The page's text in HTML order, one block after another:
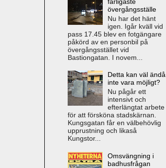
övergångsställe
Nu har det hänt
igen. Igår kväll vid
pass 17.45 blev en fotgängare
påkörd av en personbil på
övergångsstället vid
Bastiongatan. I novem...
Detta kan väl ändå
inte vara möjligt?
Nu pågår ett
intensivt och
efterlängtat arbete
för att försköna stadskärnan.
Kungsgatan får en välbehövlig
upprustning och likaså
Kungstor...
Omsvängning i
badhusfrågan